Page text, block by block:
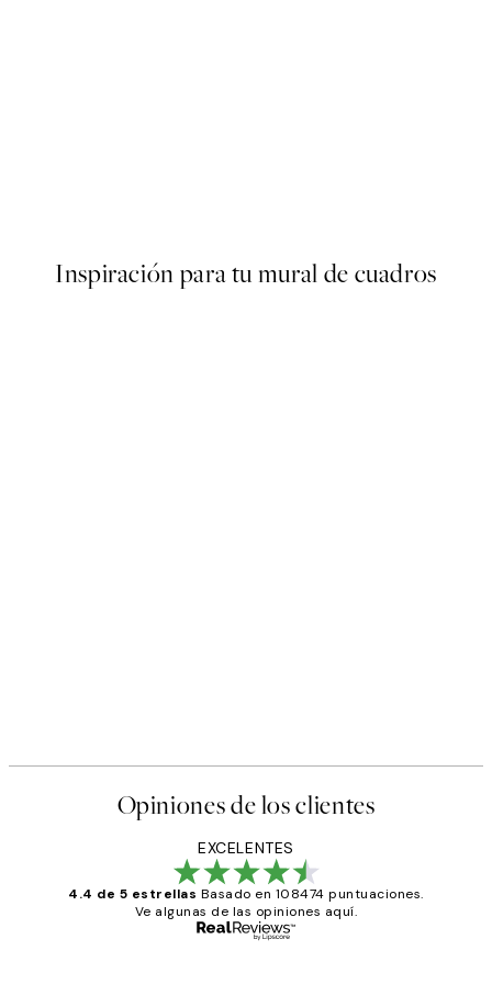
Inspiración para tu mural de cuadros
Opiniones de los clientes
EXCELENTES
4.4 de 5 estrellas Basado en 108474 puntuaciones.
Ve algunas de las opiniones aquí.